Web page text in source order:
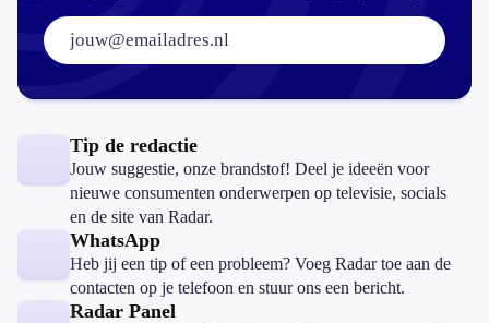
E-mailadres:
Tip de redactie
Jouw suggestie, onze brandstof! Deel je ideeën voor
nieuwe consumenten onderwerpen op televisie, socials
en de site van Radar.
WhatsApp
Heb jij een tip of een probleem? Voeg Radar toe aan de
contacten op je telefoon en stuur ons een bericht.
Radar Panel